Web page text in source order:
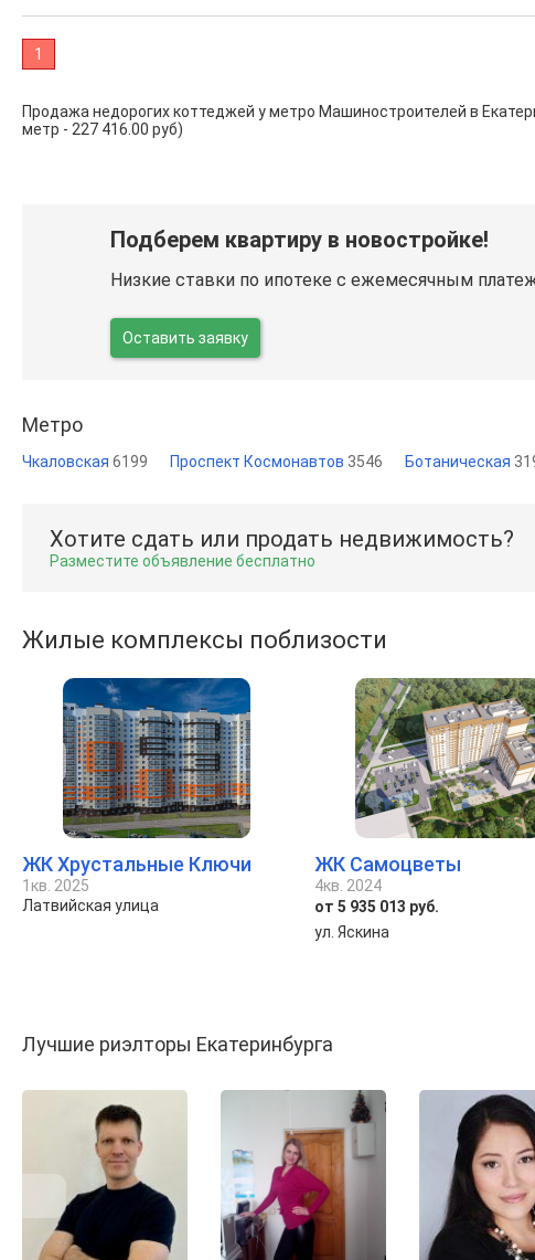
1
Продажа недорогих коттеджей у метро Машиностроителей в
метр - 227 416.00 руб)
Подберем квартиру в новостройке!
Низкие ставки по ипотеке с ежемесячным
Оставить заявку
Метро
Чкаловская 6199 Проспект Космонавтов 3546 Ботаническая
Хотите сдать или продать недвижимость?
Разместите объявление бесплатно
Жилые комплексы поблизости
ЖК Хрустальные Ключи
1кв. 2025
Латвийская улица
ЖК Самоцветы
4кв. 2024
от 5 935 013 руб.
ул. Яскина
Лучшие риэлторы Екатеринбурга